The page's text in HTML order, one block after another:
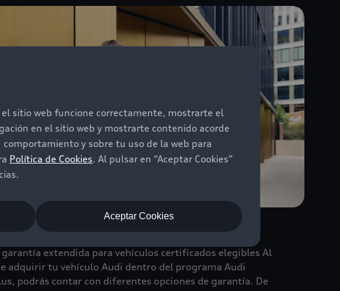
sitio web funcione correctamente, mostrarte el
en el sitio web y mostrarte contenido acorde
y sobre tu uso de la web para
Política de Cookies. Al pulsar en “Aceptar Cookies”
Aceptar Cookies
extendida
extendida para vehículos certificados elegibles Al
adquirir tu vehículo Audi dentro del programa Audi
podrás contar con diferentes opciones de garantía. De